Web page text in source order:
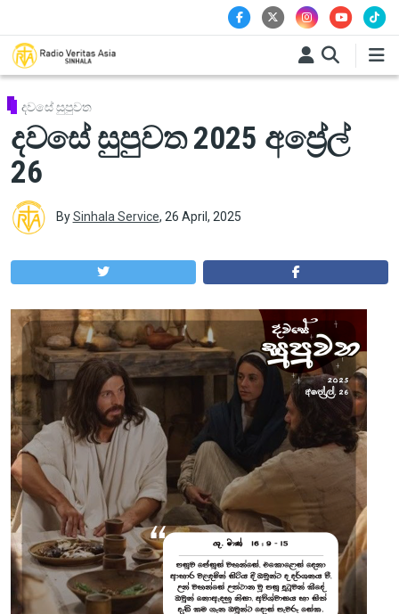
දවසේ සුපුවත
දවසේ සුපුවත 2025 අප්‍රේල්
26
BySinhala Service, 26 April, 2025